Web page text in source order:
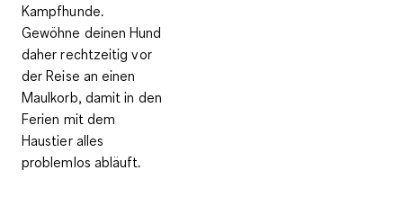
Kampfhunde.
Gewöhne deinen Hund
daher rechtzeitig vor
der Reise an einen
Maulkorb, damit in den
Ferien mit dem
Haustier alles
problemlos abläuft.